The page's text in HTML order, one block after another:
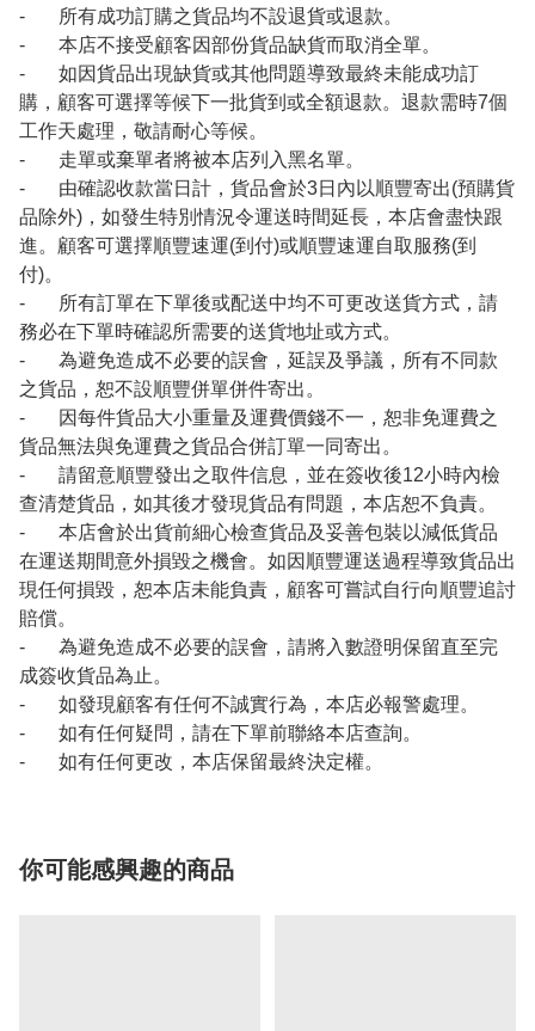
- 所有成功訂購之貨品均不設退貨或退款。
- 本店不接受顧客因部份貨品缺貨而取消全單。
- 如因貨品出現缺貨或其他問題導致最終未能成功訂
購，顧客可選擇等候下一批貨到或全額退款。退款需時7個
工作天處理，敬請耐心等候。
- 走單或棄單者將被本店列入黑名單。
- 由確認收款當日計，貨品會於3日內以順豐寄出(預購貨
品除外)，如發生特別情況令運送時間延長，本店會盡快跟
進。顧客可選擇順豐速運(到付)或順豐速運自取服務(到
付)。
- 所有訂單在下單後或配送中均不可更改送貨方式，請
務必在下單時確認所需要的送貨地址或方式。
- 為避免造成不必要的誤會，延誤及爭議，所有不同款
之貨品，恕不設順豐併單併件寄出。
- 因每件貨品大小重量及運費價錢不一，恕非免運費之
貨品無法與免運費之貨品合併訂單一同寄出。
- 請留意順豐發出之取件信息，並在簽收後12小時內檢
查清楚貨品，如其後才發現貨品有問題，本店恕不負責。
- 本店會於出貨前細心檢查貨品及妥善包裝以減低貨品
在運送期間意外損毀之機會。如因順豐運送過程導致貨品出
現任何損毀，恕本店未能負責，顧客可嘗試自行向順豐追討
賠償。
- 為避免造成不必要的誤會，請將入數證明保留直至完
成簽收貨品為止。
- 如發現顧客有任何不誠實行為，本店必報警處理。
- 如有任何疑問，請在下單前聯絡本店查詢。
- 如有任何更改，本店保留最終決定權。
你可能感興趣的商品